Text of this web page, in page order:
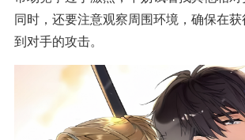
同时，还要注意观察周围环境，确保在
到对手的攻击。